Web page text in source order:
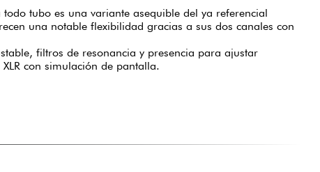
tubo es una variante asequible del ya referencial
una notable flexibilidad gracias a sus dos canales con
filtros de resonancia y presencia para ajustar
con simulación de pantalla.